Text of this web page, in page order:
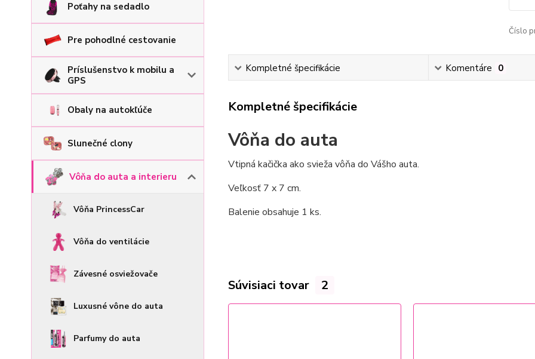
Poťahy na sedadlo
Pre pohodlné cestovanie
Príslušenstvo k mobilu a
GPS
Obaly na autokľúče
Slunečné clony
Vôňa do auta a interieru
Vôňa PrincessCar
Vôňa do ventilácie
Závesné osviežovače
Luxusné vône do auta
Parfumy do auta
Číslo
Kompletné špecifikácie Komentáre 0
Kompletné špecifikácie
Vôňa do auta
Vtipná kačička ako svieža vôňa do Vášho auta.
Veľkosť 7 x 7 cm.
Balenie obsahuje 1 ks.
Súvisiaci tovar 2